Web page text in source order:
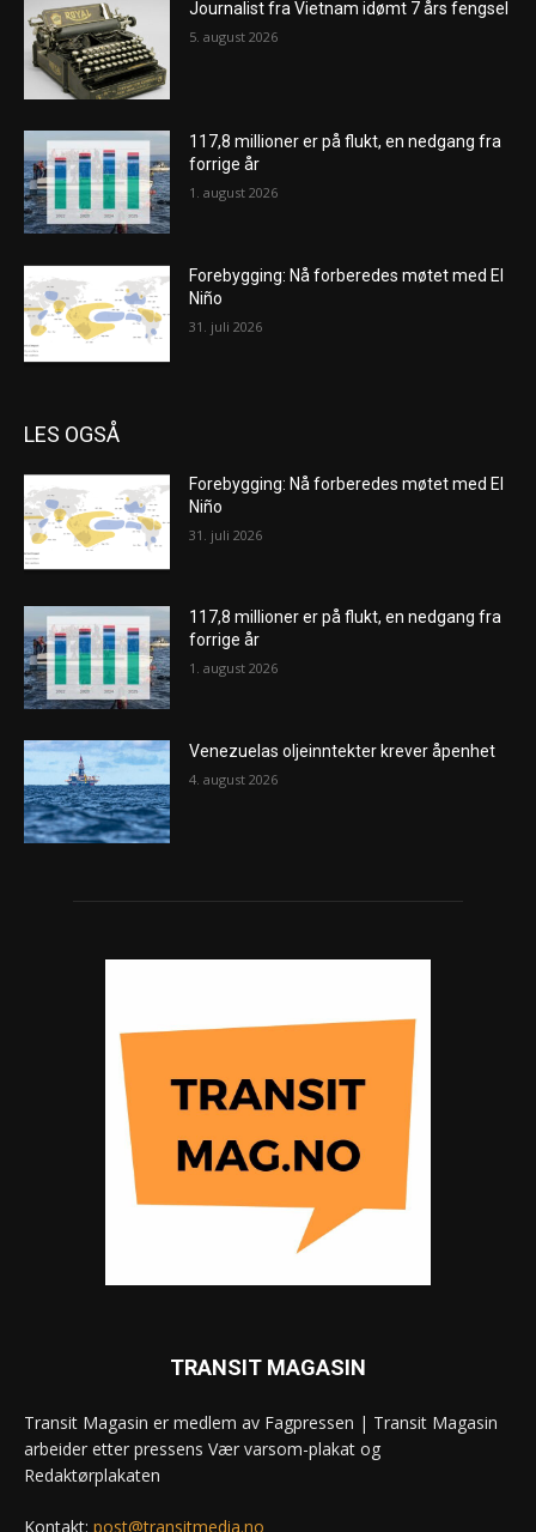
Journalist fra Vietnam idømt 7 års fengsel
5. august 2026
117,8 millioner er på flukt, en nedgang fra
forrige år
1. august 2026
Forebygging: Nå forberedes møtet med El
Niño
31. juli 2026
LES OGSÅ
Forebygging: Nå forberedes møtet med El
Niño
31. juli 2026
117,8 millioner er på flukt, en nedgang fra
forrige år
1. august 2026
Venezuelas oljeinntekter krever åpenhet
4. august 2026
TRANSIT MAGASIN
Transit Magasin er medlem av Fagpressen | Transit Magasin
arbeider etter pressens Vær varsom-plakat og
Redaktørplakaten
Kontakt: post@transitmedia.no